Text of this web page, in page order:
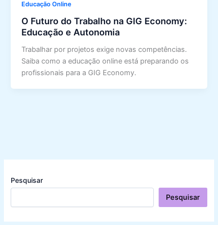
Educação Online
O Futuro do Trabalho na GIG Economy:
Educação e Autonomia
Trabalhar por projetos exige novas competências.
Saiba como a educação online está preparando os
profissionais para a GIG Economy.
Pesquisar
Pesquisar